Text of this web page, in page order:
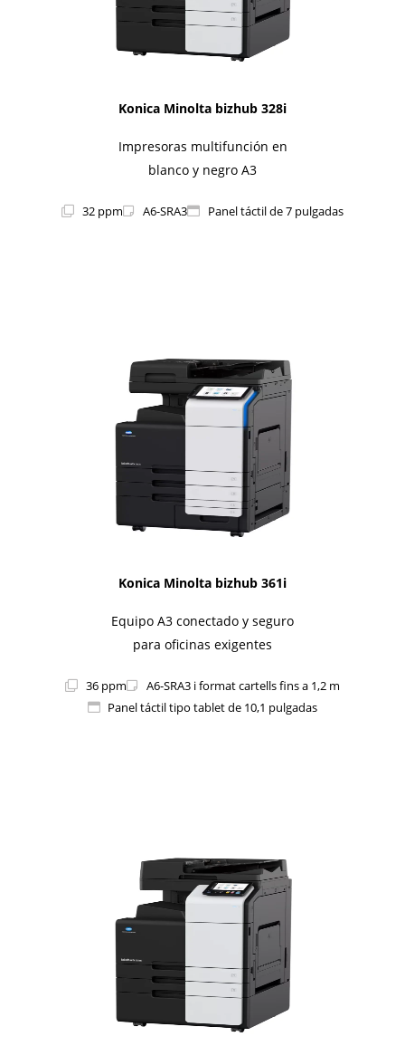
Konica Minolta bizhub 328i
Impresoras multifunción en
blanco y negro A3
32 ppm A6-SRA3 Panel táctil de 7 pulgadas
Konica Minolta bizhub 361i
Equipo A3 conectado y seguro
para oficinas exigentes
36 ppm
A6-SRA3 i format cartells fins a 1,2 m
Panel táctil tipo tablet de 10,1 pulgadas